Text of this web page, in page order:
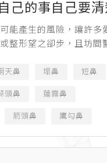
己的事自己要清
能產生的風險，讓許多
整形望之卻步，且坊間
聞媒體大肆渲染，使原
天鼻 塌鼻 短鼻
頭鼻 蓮霧鼻
箭頭鼻 鷹勾鼻